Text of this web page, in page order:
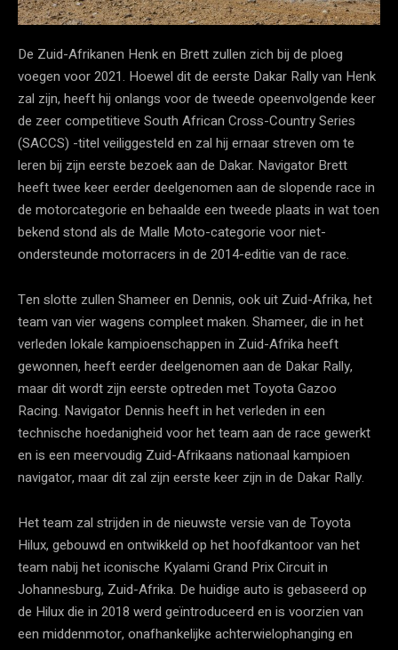
De Zuid-Afrikanen Henk en Brett zullen zich bij de ploeg
voegen voor 2021. Hoewel dit de eerste Dakar Rally van Henk
zal zijn, heeft hij onlangs voor de tweede opeenvolgende keer
de zeer competitieve South African Cross-Country Series
(SACCS) -titel veiliggesteld en zal hij ernaar streven om te
leren bij zijn eerste bezoek aan de Dakar. Navigator Brett
heeft twee keer eerder deelgenomen aan de slopende race in
de motorcategorie en behaalde een tweede plaats in wat toen
bekend stond als de Malle Moto-categorie voor niet-
ondersteunde motorracers in de 2014-editie van de race.
Ten slotte zullen Shameer en Dennis, ook uit Zuid-Afrika, het
team van vier wagens compleet maken. Shameer, die in het
verleden lokale kampioenschappen in Zuid-Afrika heeft
gewonnen, heeft eerder deelgenomen aan de Dakar Rally,
maar dit wordt zijn eerste optreden met Toyota Gazoo
Racing. Navigator Dennis heeft in het verleden in een
technische hoedanigheid voor het team aan de race gewerkt
en is een meervoudig Zuid-Afrikaans nationaal kampioen
navigator, maar dit zal zijn eerste keer zijn in de Dakar Rally.
Het team zal strijden in de nieuwste versie van de Toyota
Hilux, gebouwd en ontwikkeld op het hoofdkantoor van het
team nabij het iconische Kyalami Grand Prix Circuit in
Johannesburg, Zuid-Afrika. De huidige auto is gebaseerd op
de Hilux die in 2018 werd geïntroduceerd en is voorzien van
een middenmotor, onafhankelijke achterwielophanging en